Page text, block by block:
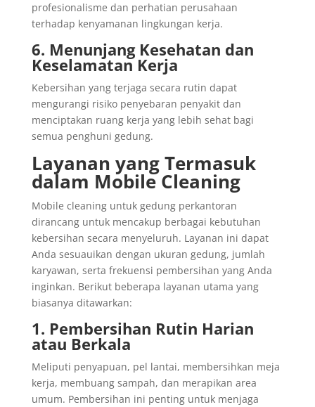
profesionalisme dan perhatian perusahaan
terhadap kenyamanan lingkungan kerja.
6. Menunjang Kesehatan dan
Keselamatan Kerja
Kebersihan yang terjaga secara rutin dapat
mengurangi risiko penyebaran penyakit dan
menciptakan ruang kerja yang lebih sehat bagi
semua penghuni gedung.
Layanan yang Termasuk
dalam Mobile Cleaning
Mobile cleaning untuk gedung perkantoran
dirancang untuk mencakup berbagai kebutuhan
kebersihan secara menyeluruh. Layanan ini dapat
Anda sesuauikan dengan ukuran gedung, jumlah
karyawan, serta frekuensi pembersihan yang Anda
inginkan. Berikut beberapa layanan utama yang
biasanya ditawarkan:
1. Pembersihan Rutin Harian
atau Berkala
Meliputi penyapuan, pel lantai, membersihkan meja
kerja, membuang sampah, dan merapikan area
umum. Pembersihan ini penting untuk menjaga